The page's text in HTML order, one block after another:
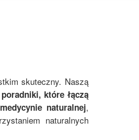
skuteczny. Naszą
poradniki, które łączą
medycynie naturalnej,
naturalnych